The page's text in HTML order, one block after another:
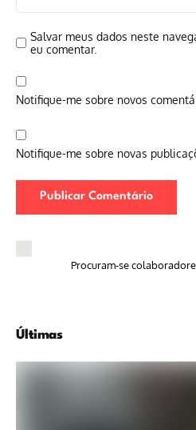
Salvar meus dados neste
eu comentar.
Notifique-me sobre novos
Notifique-me sobre novas
Procuram-se
Últimas